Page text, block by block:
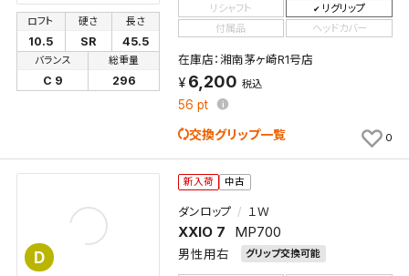
ロフト
10.5
硬さ
SR
長さ
45.5
バランス
C 9
総重量
296
リシャフト
リグリップ
付属品
ヘッドカバー
在庫店：湘南茅ヶ崎R1号店
6,200 税込
56 pt
交換グリップ一覧 0
D
新入荷 中古
ダンロップ １Ｗ
XXIO 7 MP700
男性用右 グリップ交換可能
キャンセル